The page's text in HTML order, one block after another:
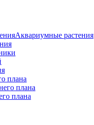
Аквариумные растения
плана
плана
плана